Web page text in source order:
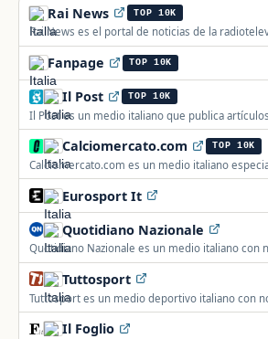
Rai News TOP 10K
Rai News es el portal de noticias de la
RAI, actualizado las 24 horas.
Fanpage TOP 10K
Il Post TOP 10K
Il Post es un medio italiano que publica
fotografías sobre actualidad nacional e
Calciomercato.com TOP 10K
Calciomercato.com es un medio italiano
fútbol, fichajes y resultados en tiempo real
Eurosport It
Quotidiano Nazionale
Quotidiano Nazionale es un medio italiano con
política, economía e internacional, actualizado
Tuttosport
Tuttosport es un medio deportivo italiano con
de fútbol, fichajes, Fórmula 1 y motociclismo.
Il Foglio